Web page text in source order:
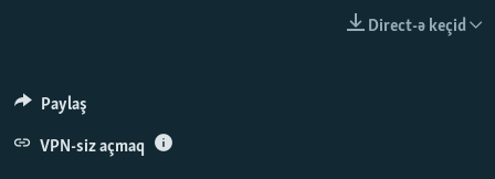
İZ - MƏDƏNIYYƏT PROQRAMI
MATERIALLARIMIZDAN ISTIFADƏ
AZADLIQRADIOSU MOBIL TELEFONUNUZDA
RFE/RL-in bütün saytları
Direct-ə keçid
Paylaş
VPN-siz açmaq